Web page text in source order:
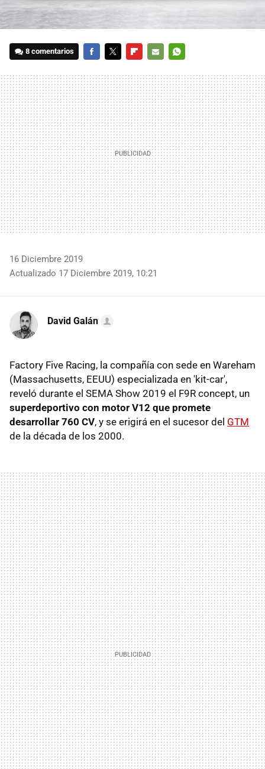
8 comentarios
MAIL
16 Diciembre 2019
Actualizado 17 Diciembre 2019, 10:21
David Galán
Factory Five Racing, la compañía con sede en Wareham
(Massachusetts, EEUU) especializada en 'kit-car',
reveló durante el SEMA Show 2019 el F9R concept, un
superdeportivo con motor V12 que promete
desarrollar 760 CV, y se erigirá en el sucesor del GTM
de la década de los 2000.